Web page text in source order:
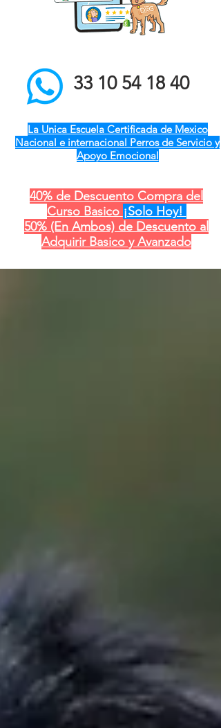
perros a domicilio qro ver
pue gdl cdmx mty cdmx
modest dog adiestramiento
33 10 54 18 40
La Unica Escuela Certificada de Mexico
Nacional e internacional Perros de Servicio y
Apoyo Emocional
40% de Descuento Compra del
Curso Basico ¡Solo Hoy!
50% (En Ambos) de Descuento al
Adquirir Basico y Avanzado